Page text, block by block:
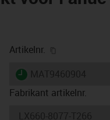
Artikelnr.
igus-icon-lieferzeit
Fabrikant artikelnr.